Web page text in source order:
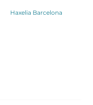
Haxelia Barcelona